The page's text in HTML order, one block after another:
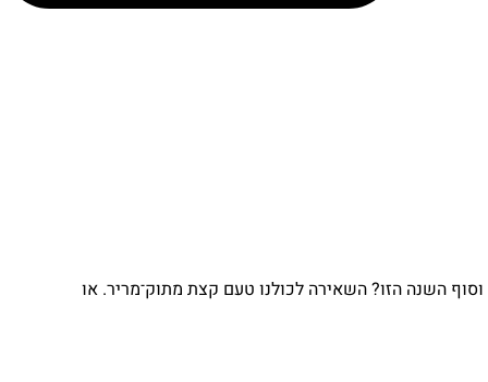
השנה הזו? השאירה לכולנו טעם קצת מתוק־מריר. או